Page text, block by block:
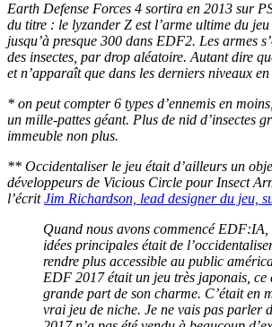
Earth Defense Forces 4 sortira en 2013 sur
du titre : le lyzander Z est l’arme ultime du
jusqu’à presque 300 dans EDF2. Les armes
des insectes, par drop aléatoire. Autant dire
et n’apparaît que dans les derniers niveaux
* on peut compter 6 types d’ennemis en
un mille-pattes géant. Plus de nid d’insectes
immeuble non plus.
** Occidentaliser le jeu était d’ailleurs un
développeurs de Vicious Circle pour Insect
l’écritJim Richardson, lead designer du jeu,
Quand nous avons commencé EDF:IA,
idées principales était de
rendre plus accessible au public
EDF 2017 était un jeu très japonais, ce
grande part de son charme. C’était en
vrai jeu de niche. Je ne vais pas parler